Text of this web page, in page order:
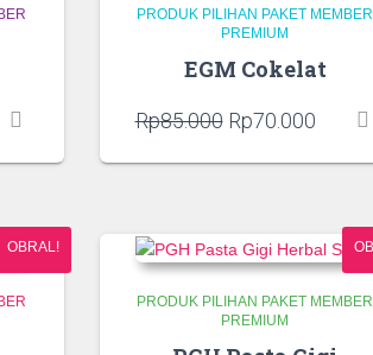
PRODUK PILIHAN PAKET MEMBER
PREMIUM
EGM Cokelat
Rp85.000 Harga
adalah:
Rp70.000Harga
ini
OBRAL!
PRODUK PILIHAN PAKET MEMBER
PREMIUM